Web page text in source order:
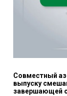
Совместный
выпуску
завершающей